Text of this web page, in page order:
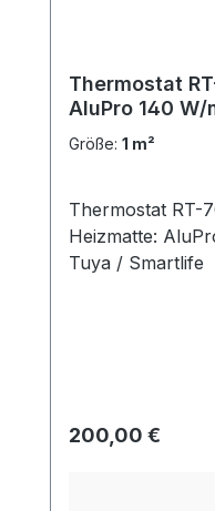
Thermostat
AluPro 140
Klickvinyl
Größe: 1 m²
Thermostat RT-
Heizmatte:
Tuya / Smartlife
Regulärer Preis:
200,00 €